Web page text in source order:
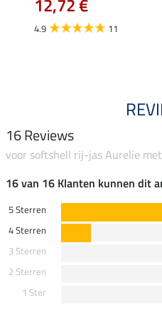
4.9 11
16 Reviews
voor softshell rij-jas Aurelie
16 van 16 Klanten kunnen dit
5 Sterren
4 Sterren
3 Sterren
2 Sterren
1 Ster